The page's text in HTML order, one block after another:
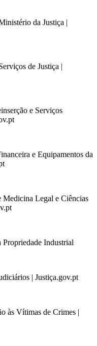
da Justiça |
de Justiça |
e Serviços
e Equipamentos da
Legal e Ciências
Industrial
| Justiça.gov.pt
às Vítimas de Crimes |